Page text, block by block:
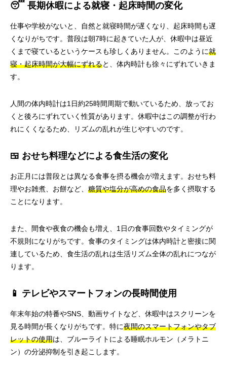
😴 長期休暇による就寝・起床時間の変化
仕事や学校がないと、自然と就寝時間が遅くなり、起床時間も遅
くなりがちです。普段は朝7時に起きていた人が、休暇中は昼近
くまで寝ているというケースも珍しくありません。このように就
寝・起床時間が大幅にずれると、体内時計も徐々にずれていきま
す。
人間の体内時計は1日約25時間周期で動いているため、放ってお
くと後ろにずれていく性質があります。休暇中はこの調整が行わ
れにくくなるため、リズムの乱れが生じやすいのです。
🍱 おせち料理などによる食生活の変化
お正月には普段とは異なる食事を摂る機会が増えます。おせち料
理やお雑煮、お餅など、 糖質や塩分が高めの食品を多く摂取する
ことになります。
また、間食や夜食の機会も増え、1日の食事回数やタイミングが
不規則になりがちです。食事のタイミングは体内時計と密接に関
連しているため、食生活の乱れは生活リズム全体の乱れにつなが
ります。
📱 テレビやスマートフォンの長時間使用
年末年始の特番やSNS、動画サイトなど、休暇中はスクリーンを
見る時間が長くなりがちです。特に夜間のスマートフォンやタブ
レットの使用は、ブルーライトによる睡眠ホルモン（メラトニ
ン）の分泌抑制を引き起こします。